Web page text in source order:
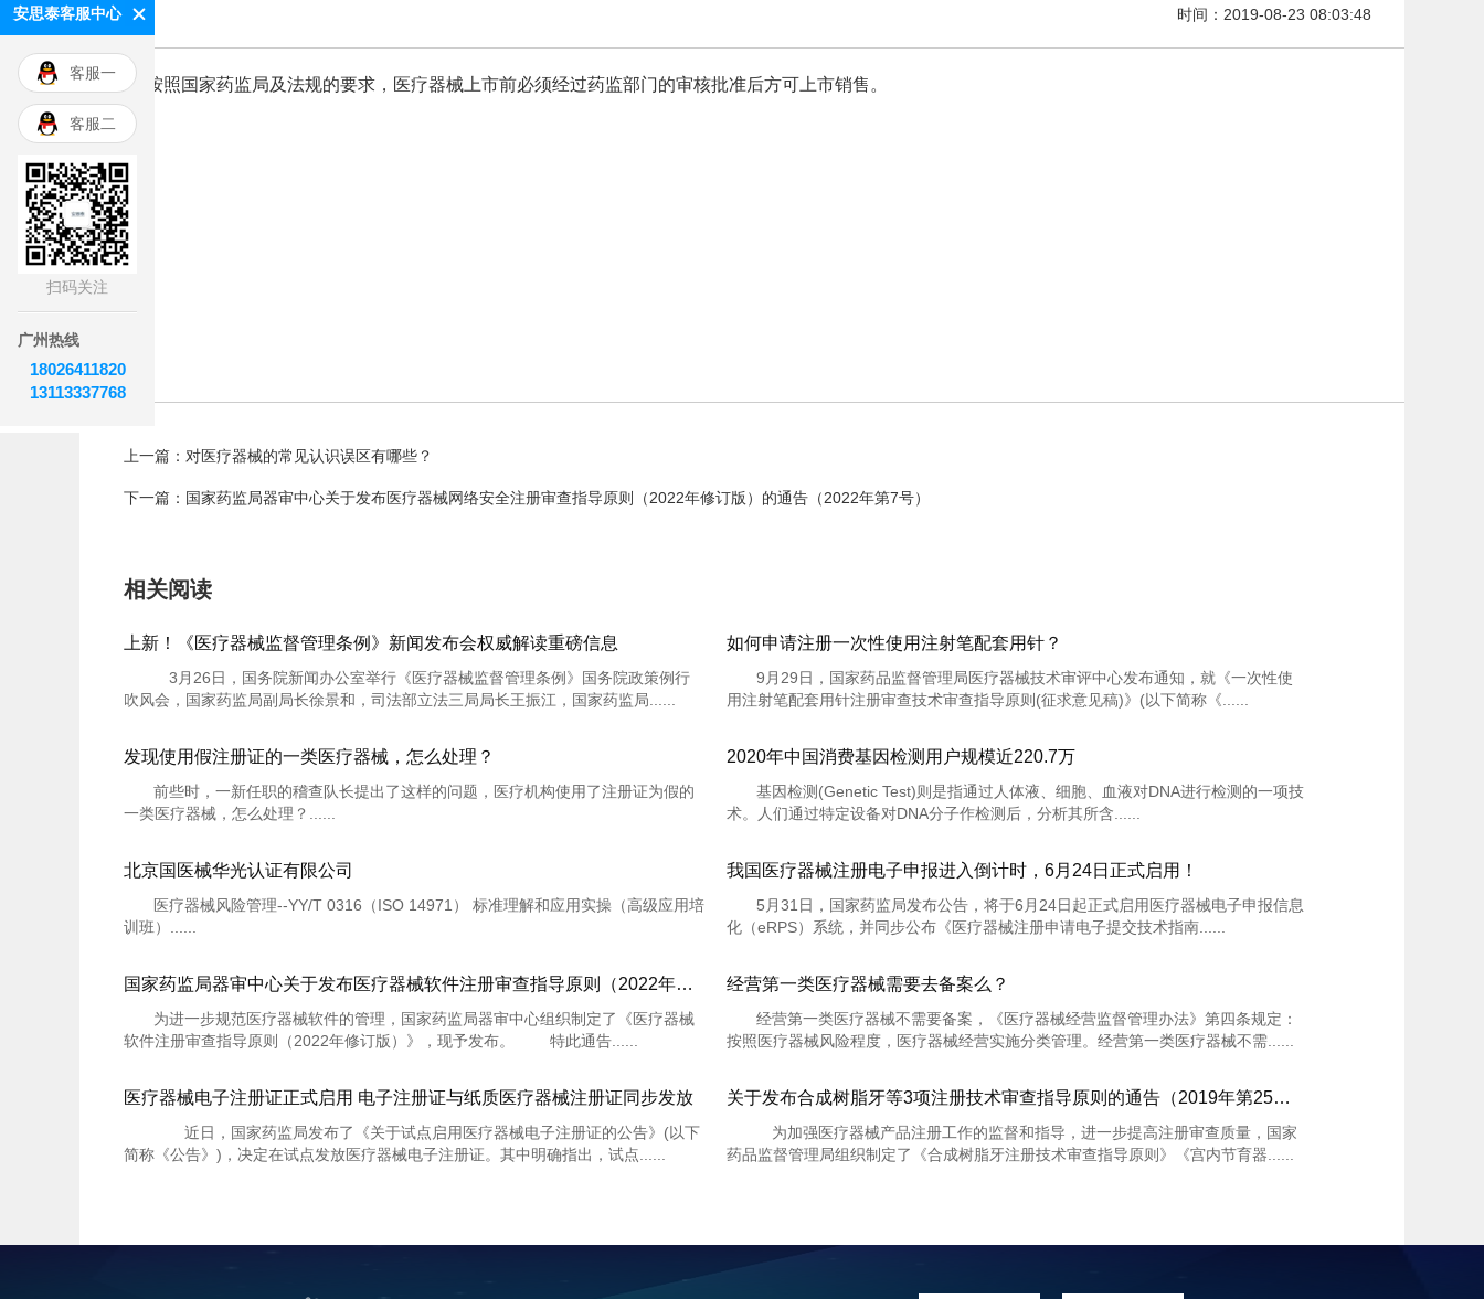
安思泰客服中心
客服一
客服二
扫码关注
广州热线
18026411820
13113337768
时间：2019-08-23 08:03:48
按照国家药监局及法规的要求，医疗器械上市前必须经过药监部门的审核批准后方可上市销售。
上一篇：对医疗器械的常见认识误区有哪些？
下一篇：国家药监局器审中心关于发布医疗器械网络安全注册审查指导原则（2022年修订版）的通告（2022年第7号）
相关阅读
上新！《医疗器械监督管理条例》新闻发布会权威解读重磅信息
3月26日，国务院新闻办公室举行《医疗器械监督管理条例》国务院政策例行
吹风会，国家药监局副局长徐景和，司法部立法三局局长王振江，国家药监局......
如何申请注册一次性使用注射笔配套用针？
9月29日，国家药品监督管理局医疗器械技术审评中心发布通知，就《一次性使
用注射笔配套用针注册审查技术审查指导原则(征求意见稿)》(以下简称《......
发现使用假注册证的一类医疗器械，怎么处理？
前些时，一新任职的稽查队长提出了这样的问题，医疗机构使用了注册证为假的
一类医疗器械，怎么处理？......
2020年中国消费基因检测用户规模近220.7万
基因检测(Genetic Test)则是指通过人体液、细胞、血液对DNA进行检测的一项技
术。人们通过特定设备对DNA分子作检测后，分析其所含......
北京国医械华光认证有限公司
医疗器械风险管理--YY/T 0316（ISO 14971） 标准理解和应用实操（高级应用培
训班）......
我国医疗器械注册电子申报进入倒计时，6月24日正式启用！
5月31日，国家药监局发布公告，将于6月24日起正式启用医疗器械电子申报信息
化（eRPS）系统，并同步公布《医疗器械注册申请电子提交技术指南......
国家药监局器审中心关于发布医疗器械软件注册审查指导原则（2022年修订版）的通告（2022年第9号）
为进一步规范医疗器械软件的管理，国家药监局器审中心组织制定了《医疗器械
软件注册审查指导原则（2022年修订版）》，现予发布。 特此通告......
经营第一类医疗器械需要去备案么？
经营第一类医疗器械不需要备案，《医疗器械经营监督管理办法》第四条规定：
按照医疗器械风险程度，医疗器械经营实施分类管理。经营第一类医疗器械不需......
医疗器械电子注册证正式启用 电子注册证与纸质医疗器械注册证同步发放
近日，国家药监局发布了《关于试点启用医疗器械电子注册证的公告》(以下
简称《公告》)，决定在试点发放医疗器械电子注册证。其中明确指出，试点......
关于发布合成树脂牙等3项注册技术审查指导原则的通告（2019年第25号）
为加强医疗器械产品注册工作的监督和指导，进一步提高注册审查质量，国家
药品监督管理局组织制定了《合成树脂牙注册技术审查指导原则》《宫内节育器......